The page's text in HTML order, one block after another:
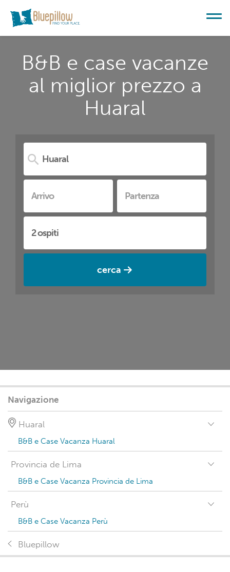
B&B e case vacanze
al miglior prezzo a
Huaral
cerca
Navigazione
Huaral
B&B e Case Vacanza Huaral
Provincia de Lima
B&B e Case Vacanza Provincia de Lima
Perù
B&B e Case Vacanza Perù
Bluepillow